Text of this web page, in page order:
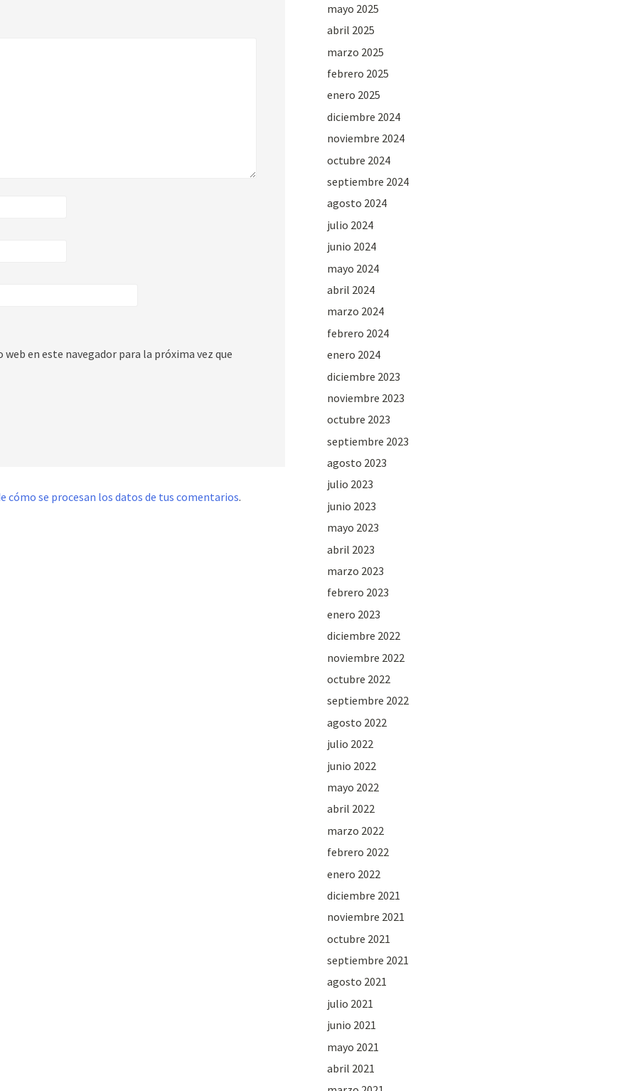
en este navegador para la próxima vez que
cómo se procesan los datos de tus comentarios.
mayo 2025
abril 2025
marzo 2025
febrero 2025
enero 2025
diciembre 2024
noviembre 2024
octubre 2024
septiembre 2024
agosto 2024
julio 2024
junio 2024
mayo 2024
abril 2024
marzo 2024
febrero 2024
enero 2024
diciembre 2023
noviembre 2023
octubre 2023
septiembre 2023
agosto 2023
julio 2023
junio 2023
mayo 2023
abril 2023
marzo 2023
febrero 2023
enero 2023
diciembre 2022
noviembre 2022
octubre 2022
septiembre 2022
agosto 2022
julio 2022
junio 2022
mayo 2022
abril 2022
marzo 2022
febrero 2022
enero 2022
diciembre 2021
noviembre 2021
octubre 2021
septiembre 2021
agosto 2021
julio 2021
junio 2021
mayo 2021
abril 2021